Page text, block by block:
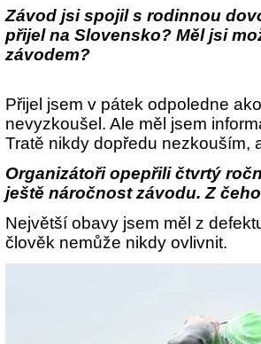
Závod jsi spojil s rodinnou
přijel na Slovensko? Měl jsi
závodem?
Přijel jsem v pátek odpoledne
nevyzkoušel. Ale měl jsem
Tratě nikdy dopředu nezkouším,
Organizátoři opepřili čtvrtý
ještě náročnost závodu. Z
Největší obavy jsem měl z
člověk nemůže nikdy ovlivnit.